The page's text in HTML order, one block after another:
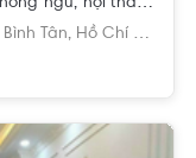
Nhà phố thiết kế 1 trệt, 1 lầu gồm 2 phòng ngủ, nội thất cơ bản.
Bình Tân, Hồ Chí Minh